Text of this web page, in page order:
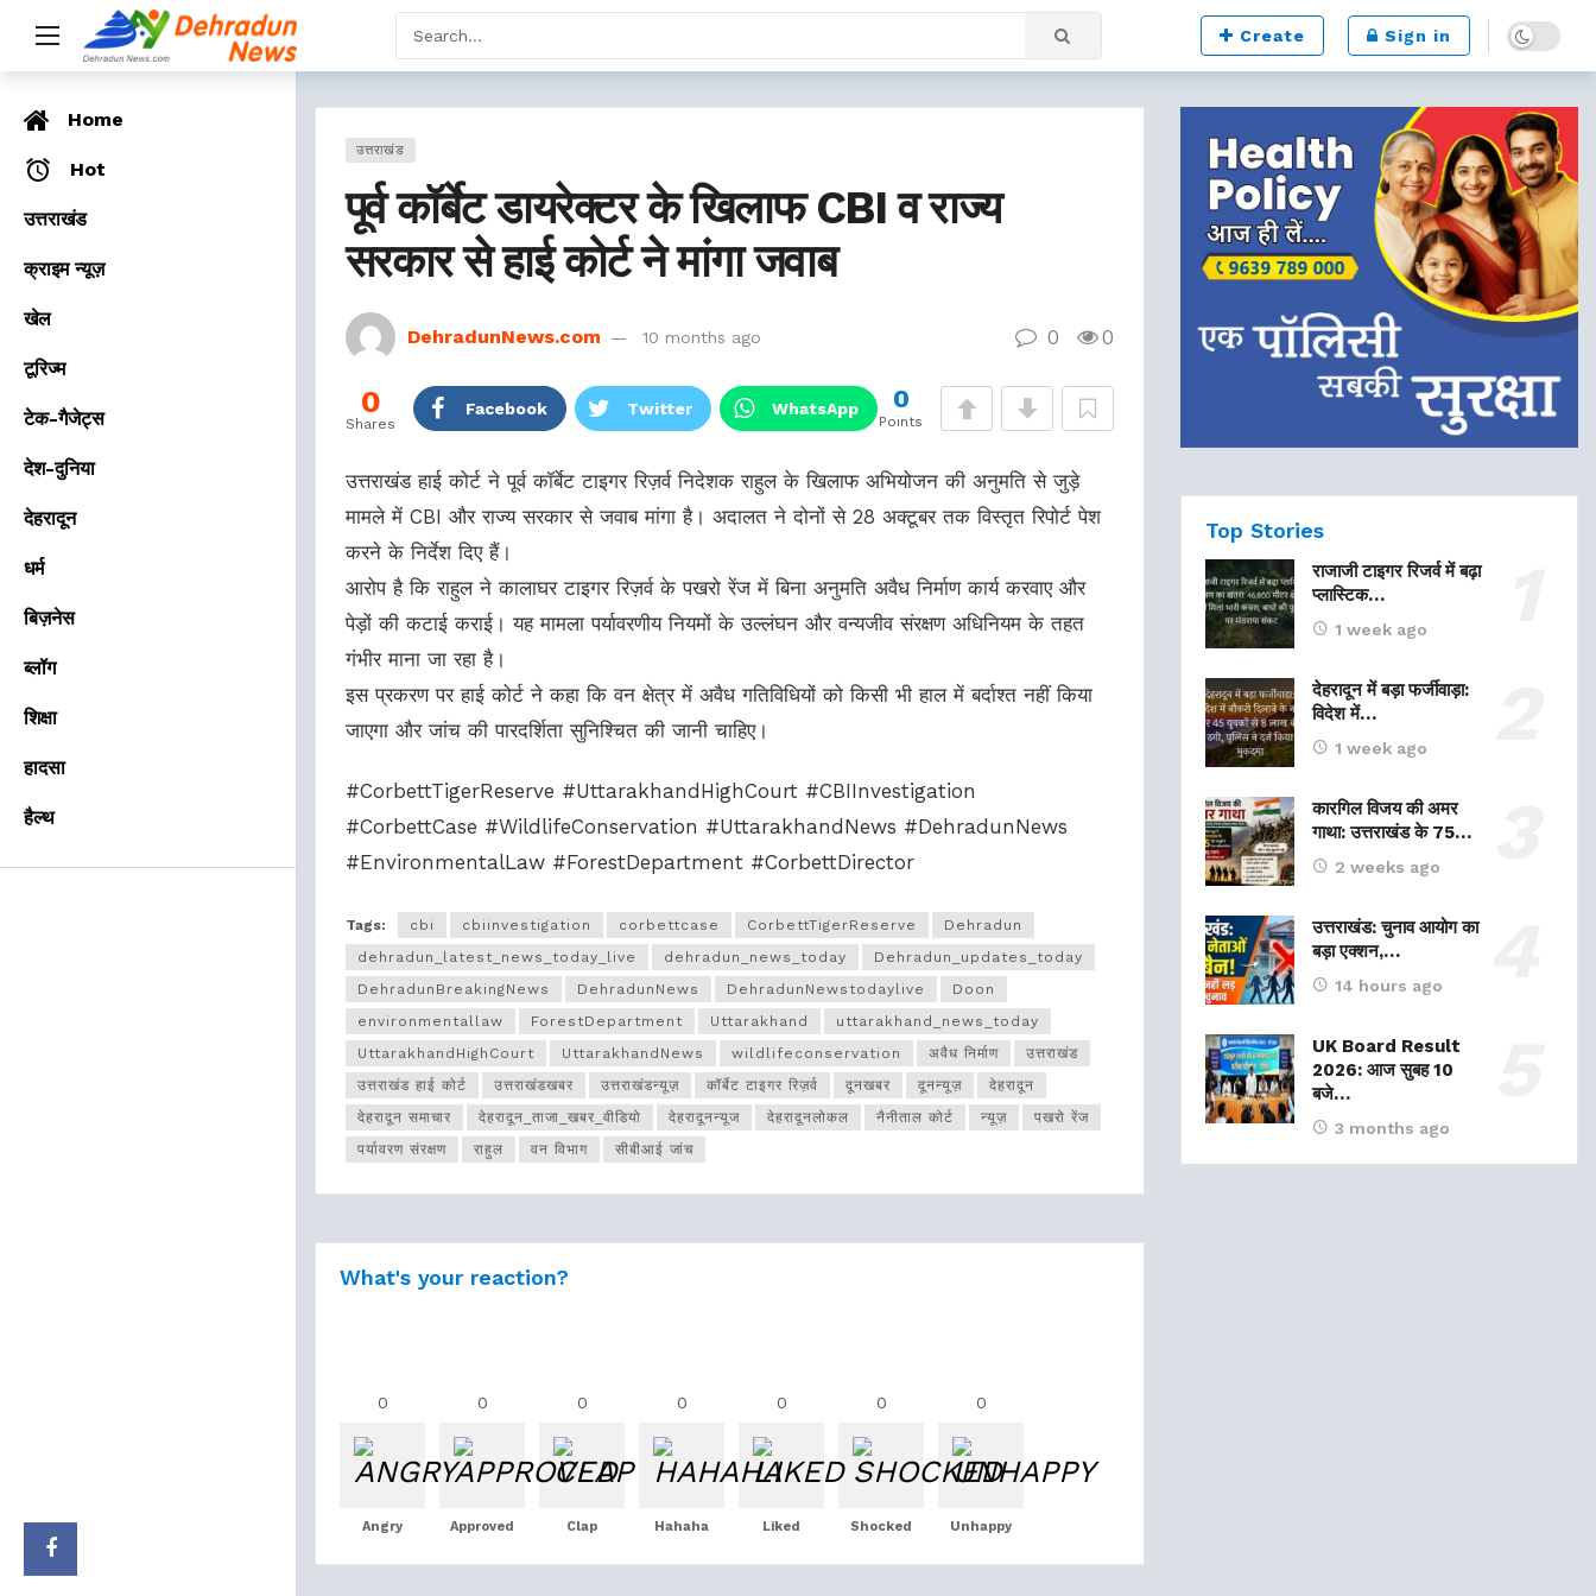
Create Sign in Dark mode
उत्तराखंड
पूर्व कॉर्बेट डायरेक्टर के खिलाफ CBI व राज्य
सरकार से हाई कोर्ट ने मांगा जवाब
DehradunNews.com 10 months ago 0 0
0
Shares
Facebook Twitter WhatsApp 0
Points
उत्तराखंड हाई कोर्ट ने पूर्व कॉर्बेट टाइगर रिज़र्व निदेशक राहुल के खिलाफ अभियोजन की अनुमति से जुड़े
मामले में CBI और राज्य सरकार से जवाब मांगा है। अदालत ने दोनों से 28 अक्टूबर तक विस्तृत रिपोर्ट पेश
करने के निर्देश दिए हैं।
आरोप है कि राहुल ने कालाघर टाइगर रिज़र्व के पखरो रेंज में बिना अनुमति अवैध निर्माण कार्य करवाए और
पेड़ों की कटाई कराई। यह मामला पर्यावरणीय नियमों के उल्लंघन और वन्यजीव संरक्षण अधिनियम के तहत
गंभीर माना जा रहा है।
इस प्रकरण पर हाई कोर्ट ने कहा कि वन क्षेत्र में अवैध गतिविधियों को किसी भी हाल में बर्दाश्त नहीं किया
जाएगा और जांच की पारदर्शिता सुनिश्चित की जानी चाहिए।
#CorbettTigerReserve #UttarakhandHighCourt #CBIInvestigation
#CorbettCase #WildlifeConservation #UttarakhandNews #DehradunNews
#EnvironmentalLaw #ForestDepartment #CorbettDirector
Tags: cbi cbiinvestigation corbettcase CorbettTigerReserve
Dehradun
dehradun_latest_news_today_live
dehradun_news_today
Dehradun_updates_today
DehradunBreakingNews
DehradunNews DehradunNewstodaylive
Doon
environmentallaw
ForestDepartment Uttarakhand
uttarakhand_news_today
UttarakhandHighCourt
UttarakhandNews wildlifeconservation अवैध निर्माण
उत्तराखंड
उत्तराखंड हाई कोर्ट
उत्तराखंडखबर उत्तराखंडन्यूज़ कॉर्बेट टाइगर रिज़र्व दूनखबर दूनन्यूज़
देहरादून
देहरादून समाचार
देहरादून_ताजा_खबर_वीडियो देहरादूनन्यूज देहरादूनलोकल नैनीताल कोर्ट न्यूज़
पखरो रेंज
पर्यावरण संरक्षण
राहुल वन विभाग सीबीआई जांच
What's your reaction?
0
Angry
0
Approved
0
Clap
0
Hahaha
0
Liked
0
Shocked
0
Unhappy
Top Stories
राजाजी टाइगर रिजर्व में बढ़ा
प्लास्टिक…
1 week ago
देहरादून में बड़ा फर्जीवाड़ा:
विदेश में…
1 week ago
कारगिल विजय की अमर
गाथा: उत्तराखंड के 75…
2 weeks ago
उत्तराखंड: चुनाव आयोग का
बड़ा एक्शन,…
14 hours ago
UK Board Result
2026: आज सुबह 10
बजे…
3 months ago
Home
Hot
उत्तराखंड
क्राइम न्यूज़
खेल
टूरिज्म
टेक-गैजेट्स
देश-दुनिया
देहरादून
धर्म
बिज़नेस
ब्लॉग
शिक्षा
हादसा
हैल्थ